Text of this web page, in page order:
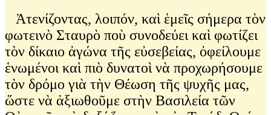
Ἀτενίζοντας, λοιπόν, καὶ ἑμεῖς σήμερα τὸν
φωτεινὸ Σταυρὸ ποὺ συνοδεύει καὶ φωτίζει
τὸν δίκαιο ἀγώνα τῆς εὐσεβείας, ὀφείλουμε
ἑνωμένοι καὶ πιὸ δυνατοὶ νὰ προχωρήσουμε
τὸν δρόμο γιὰ τὴν Θέωση τῆς ψυχῆς μας,
ὥστε νὰ ἀξιωθοῦμε στὴν Βασιλεία τῶν